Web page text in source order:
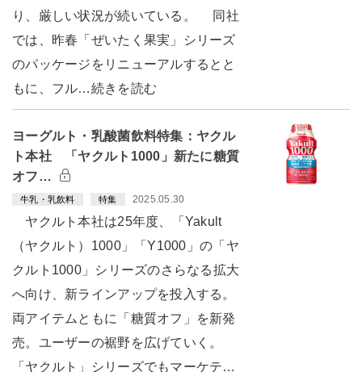
り、厳しい状況が続いている。 同社
では、昨春「ぜいたく果実」シリーズ
のパッケージをリニューアルするとと
もに、フル…続きを読む
ヨーグルト・乳酸菌飲料特集：ヤクル
ト本社 「ヤクルト1000」新たに糖質
オフ…
牛乳・乳飲料 特集 2025.05.30
ヤクルト本社は25年度、「Yakult
（ヤクルト）1000」「Y1000」の「ヤ
クルト1000」シリーズのさらなる拡大
へ向け、新ラインアップを投入する。
両アイテムともに「糖質オフ」を新発
売。ユーザーの裾野を広げていく。
「ヤクルト」シリーズでもマーケテ…